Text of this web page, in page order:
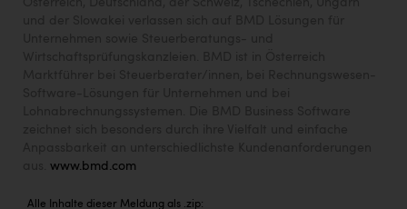
www.bmd.com
Alle Inhalte dieser Meldung als .zip: